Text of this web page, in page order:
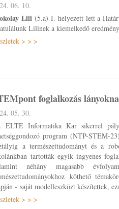
06. 10.
Lili (5.a) I. helyezett lett a
Lilinek a kiemelkedő
> > >
foglalkozás
05. 30.
ELTE Informatika Kar sikerrel
program (NTP-STEM-
a természettudományt és a
tartották egyik ingyenes
néhány magasabb
köthető
- saját modelleszközt készítettek,
> > >